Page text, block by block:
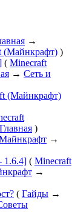
→
(Майнкрафт) )
( Minecraft
→ Сеть и
(Майнкрафт)
Главная )
→
1.6.4] ( Minecraft
→
( Гайды →